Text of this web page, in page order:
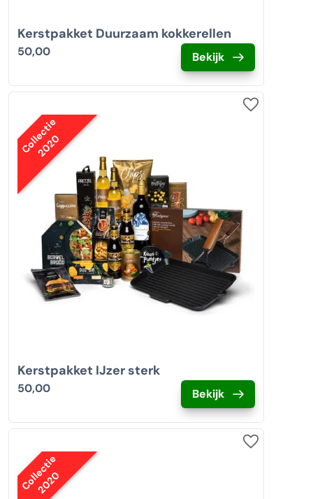
Kerstpakket Duurzaam kokkerellen
50,00 Bekijk
Collectie
2020
Kerstpakket IJzer sterk
50,00 Bekijk
Collectie
2020